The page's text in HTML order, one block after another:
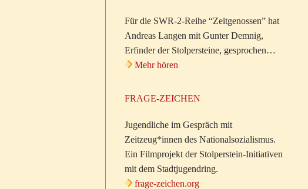
Für die SWR-2-Reihe “Zeitgenossen” hat
Andreas Langen mit Gunter Demnig,
Erfinder der Stolpersteine, gesprochen…
Mehr hören
FRAGE-ZEICHEN
Jugendliche im Gespräch mit
Zeitzeug*innen des Nationalsozialismus.
Ein Filmprojekt der Stolperstein-Initiativen
mit dem Stadtjugendring.
frage-zeichen.org